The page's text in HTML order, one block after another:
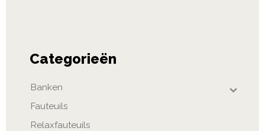
Categorieën
Banken
Fauteuils
Relaxfauteuils